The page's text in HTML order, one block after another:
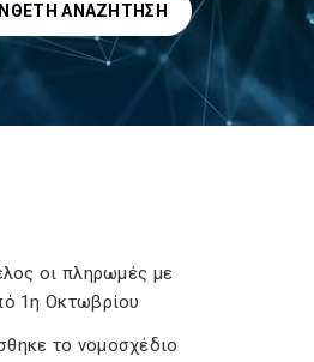
ΑΝΑΖΉΤΗΣΗ
οι πληρωμές με
1η Οκτωβρίου
το νομοσχέδιο